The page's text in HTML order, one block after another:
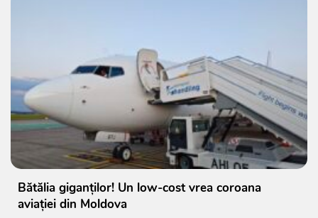
Bătălia giganților! Un low-cost vrea coroana
aviației din Moldova